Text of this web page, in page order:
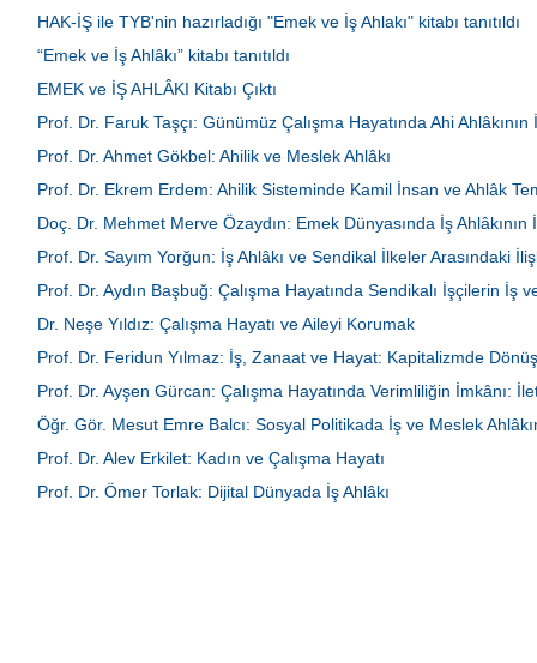
HAK-İŞ ile TYB'nin hazırladığı "Emek ve İş Ahlakı" kitabı tanıtıldı
“Emek ve İş Ahlâkı” kitabı tanıtıldı
EMEK ve İŞ AHLÂKI Kitabı Çıktı
Prof. Dr. Faruk Taşçı: Günümüz Çalışma Hayatında Ahi
Prof. Dr. Ahmet Gökbel: Ahilik ve Meslek Ahlâkı
Prof. Dr. Ekrem Erdem: Ahilik Sisteminde Kamil İnsan ve Ahlâk
Doç. Dr. Mehmet Merve Özaydın: Emek Dünyasında İş Ahlâkının
Sorumlulukları
Prof. Dr. Sayım Yorğun: İş Ahlâkı ve Sendikal İlkeler Arasındaki
Prof. Dr. Aydın Başbuğ: Çalışma Hayatında Sendikalı İşçilerin İş
Dr. Neşe Yıldız: Çalışma Hayatı ve Aileyi Korumak
Prof. Dr. Feridun Yılmaz: İş, Zanaat ve Hayat: Kapitalizmde
Prof. Dr. Ayşen Gürcan: Çalışma Hayatında Verimliliğin İmkânı:
Öğr. Gör. Mesut Emre Balcı: Sosyal Politikada İş ve Meslek
Prof. Dr. Alev Erkilet: Kadın ve Çalışma Hayatı
Prof. Dr. Ömer Torlak: Dijital Dünyada İş Ahlâkı